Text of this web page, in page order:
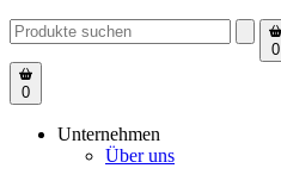
0
0
Unternehmen
Über uns